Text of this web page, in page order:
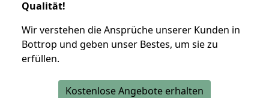
Qualität!
Wir verstehen die Ansprüche unserer Kunden in
Bottrop und geben unser Bestes, um sie zu
erfüllen.
Kostenlose Angebote erhalten